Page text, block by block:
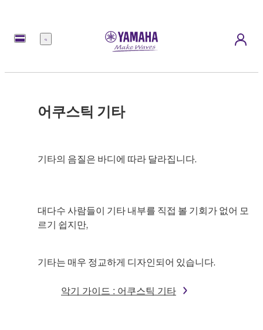
메
어쿠스틱 기타
기타의 음질은 바디에 따라 달라집니다.
대다수 사람들이 기타 내부를 직접 볼 기회가 없어 모
르기 쉽지만,
기타는 매우 정교하게 디자인되어 있습니다.
악기 가이드 : 어쿠스틱 기타